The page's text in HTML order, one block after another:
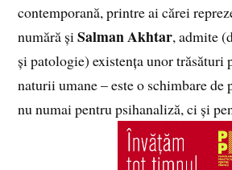
contemporană, printre ai cărei
numără șiSalman Akhtar, admite
și patologie) existența unor trăsături
naturii umane – este o schimbare de
nu numai pentru psihanaliză, ci și